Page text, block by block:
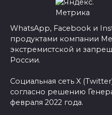
WhatsApp, Facebook и
продуктами компании
экстремистской и
России.
Социальная сеть X
согласно решению
февраля 2022 года.